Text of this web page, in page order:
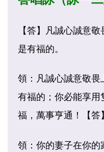
【答】凡誠心誠意
是有福的。
領：凡誠心誠意敬
有福的；你必能享
福，萬事亨通！【答】
領：你的妻子在你